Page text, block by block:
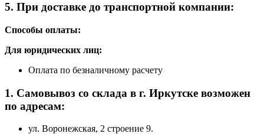
5. При доставке до транспортной компании:
Способы оплаты:
Для юридических лиц:
Оплата по безналичному расчету
1. Самовывоз со склада в г. Иркутске возможен
по адресам:
ул. Воронежская, 2 строение 9.